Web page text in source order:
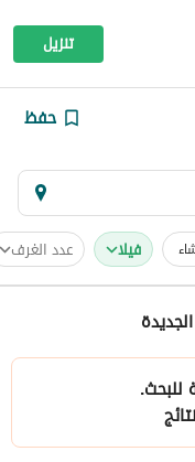
تنزيل
حفظ
فیلا عدد الغرف
للبحث.